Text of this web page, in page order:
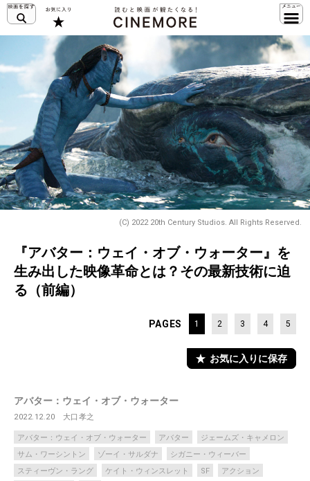
(C) 2022 20th Century Studios. All Rights Reserved.
『アバター：ウェイ・オブ・ウォーター』を
生み出した映像革命とは？その最新技術に迫
る（前編）
PAGES 1 2 3 4 5
お気に入りに保存
アバター：ウェイ・オブ・ウォーター
2022.12.20 大口孝之
アバター：ウェイ・オブ・ウォーター アバター
ジェームズ・キャメロン
サム・ワーシントン
ゾーイ・サルダナ
シガニー・ウィーバー
スティーヴン・ラング
ケイト・ウィンスレット SF
アクション